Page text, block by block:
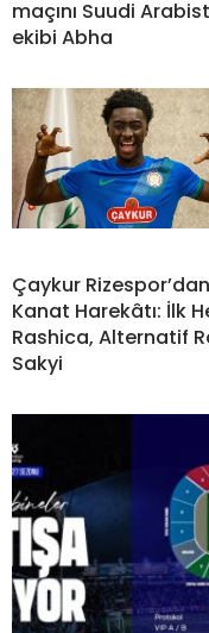
maçını Suudi
ekibi Abha
Çaykur Rizespor’dan
Kanat Harekâtı: İlk
Rashica, Alternatif
Sakyi